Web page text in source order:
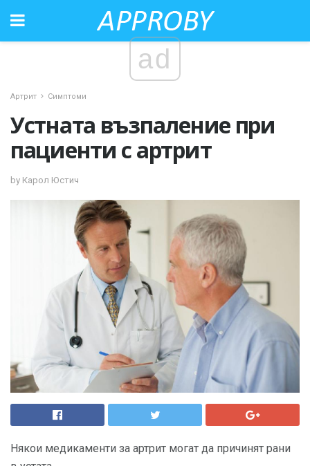
ad
Артрит Симптоми
Устната възпаление при
пациенти с артрит
by Карол Юстич
Някои медикаменти за артрит могат да причинят рани